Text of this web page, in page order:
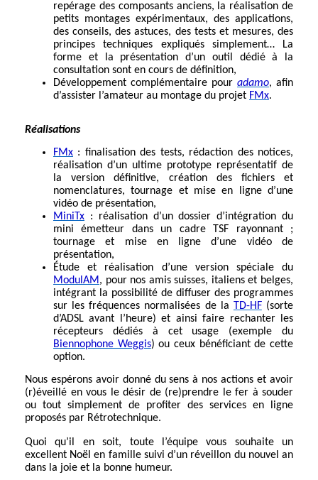
repérage des composants anciens, la réalisation de
petits montages expérimentaux, des applications,
des conseils, des astuces, des tests et mesures, des
principes techniques expliqués simplement… La
forme et la présentation d’un outil dédié à la
consultation sont en cours de définition,
Développement complémentaire pour adamo, afin
d’assister l’amateur au montage du projet FMx.
Réalisations
FMx : finalisation des tests, rédaction des notices,
réalisation d’un ultime prototype représentatif de
la version définitive, création des fichiers et
nomenclatures, tournage et mise en ligne d’une
vidéo de présentation,
MiniTx : réalisation d’un dossier d’intégration du
mini émetteur dans un cadre TSF rayonnant ;
tournage et mise en ligne d’une vidéo de
présentation,
Étude et réalisation d’une version spéciale du
ModulAM, pour nos amis suisses, italiens et belges,
intégrant la possibilité de diffuser des programmes
sur les fréquences normalisées de la TD-HF(sorte
d’ADSL avant l’heure) et ainsi faire rechanter les
récepteurs dédiés à cet usage (exemple du
Biennophone Weggis) ou ceux bénéficiant de cette
option.
Nous espérons avoir donné du sens à nos actions et avoir
(r)éveillé en vous le désir de (re)prendre le fer à souder
ou tout simplement de profiter des services en ligne
proposés par Rétrotechnique.
Quoi qu’il en soit, toute l’équipe vous souhaite un
excellent Noël en famille suivi d’un réveillon du nouvel an
dans la joie et la bonne humeur.